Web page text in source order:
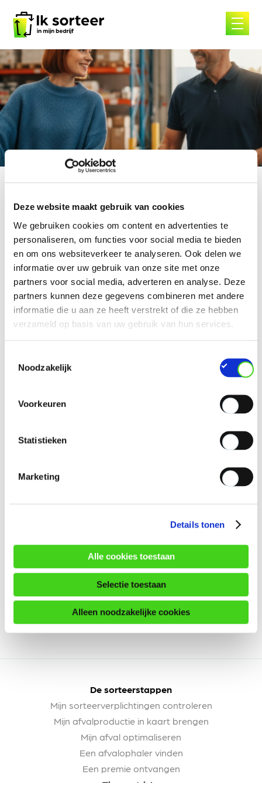
Deze website maakt gebruik van cookies
We gebruiken cookies om content en advertenties te
personaliseren, om functies voor social media te bieden
en om ons websiteverkeer te analyseren. Ook delen we
informatie over uw gebruik van onze site met onze
partners voor social media, adverteren en analyse. Deze
partners kunnen deze gegevens combineren met andere
informatie die u aan ze heeft verstrekt of die ze hebben
verzameld op basis van uw gebruik van hun services.
Noodzakelijk
Voorkeuren
Statistieken
Marketing
Details tonen
Alle cookies toestaan
Selectie toestaan
Alleen noodzakelijke cookies
content
Premiefolder
De sorteerstappen
Mijn sorteerverplichtingen controleren
Mijn afvalproductie in kaart brengen
Mijn afval optimaliseren
Een afvalophaler vinden
Een premie ontvangen
Tips en tricks